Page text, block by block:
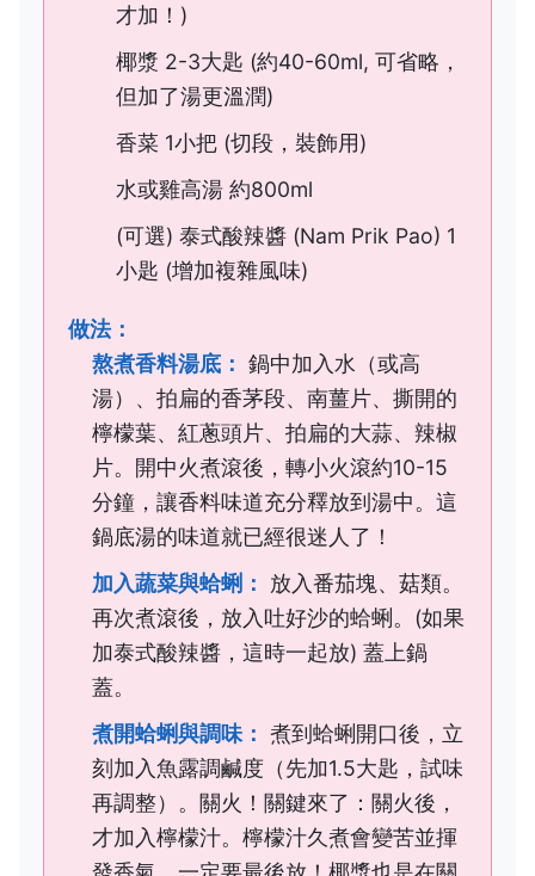
才加！)
椰漿 2-3大匙 (約40-60ml, 可省略，
但加了湯更溫潤)
香菜 1小把 (切段，裝飾用)
水或雞高湯 約800ml
(可選) 泰式酸辣醬 (Nam Prik Pao) 1
小匙 (增加複雜風味)
做法：
熬煮香料湯底： 鍋中加入水（或高
湯）、拍扁的香茅段、南薑片、撕開的
檸檬葉、紅蔥頭片、拍扁的大蒜、辣椒
片。開中火煮滾後，轉小火滾約10-15
分鐘，讓香料味道充分釋放到湯中。這
鍋底湯的味道就已經很迷人了！
加入蔬菜與蛤蜊：
放入番茄塊、菇類。
再次煮滾後，放入吐好沙的蛤蜊。(如果
加泰式酸辣醬，這時一起放) 蓋上鍋
蓋。
煮開蛤蜊與調味： 煮到蛤蜊開口後，立
刻加入魚露調鹹度（先加1.5大匙，試味
再調整）。關火！關鍵來了：關火後，
才加入檸檬汁。檸檬汁久煮會變苦並揮